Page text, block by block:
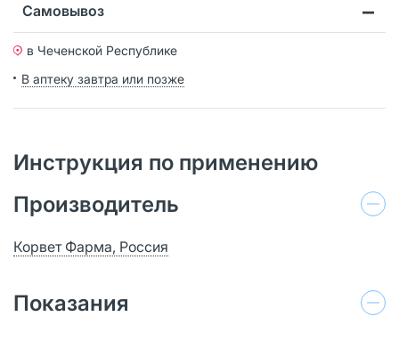
Самовывоз
в Чеченской Республике
В аптеку завтра или позже
Инструкция по применению
Производитель
Корвет Фарма, Россия
Показания